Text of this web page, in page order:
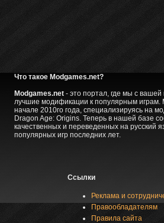
Что такое Modgames.net?
Modgames.net- это портал, где мы с
лучшие модификации к популярным играм.
начале 2010го года, специализируясь на
Dragon Age: Origins. Теперь в нашей базе
качественных и переведенных на русский
популярных игр последних лет.
Ссылки
Реклама и
Правообладателям
Правила сайта